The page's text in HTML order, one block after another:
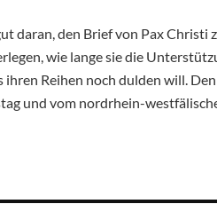
daran, den Brief von Pax Christi
wie lange sie die
ihren Reihen noch dulden will.
und vom nordrhein-